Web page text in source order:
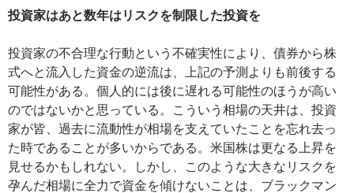
投資家はあと数年はリスクを制限した投資を
投資家の不合理な行動という不確実性により、債券から株
式へと流入した資金の逆流は、上記の予測よりも前後する
可能性がある。個人的には後に遅れる可能性のほうが高い
のではないかと思っている。こういう相場の天井は、投資
家が皆、過去に流動性が相場を支えていたことを忘れ去っ
た時であることが多いからである。米国株は更なる上昇を
見せるかもしれない。しかし、このような大きなリスクを
孕んだ相場に全力で資金を傾けないことは、ブラックマン